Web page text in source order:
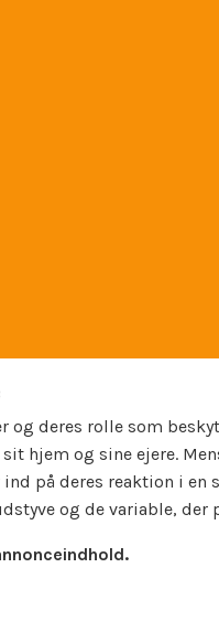
og deres rolle som
hjem og sine ejere.
på deres reaktion i
og de variable,